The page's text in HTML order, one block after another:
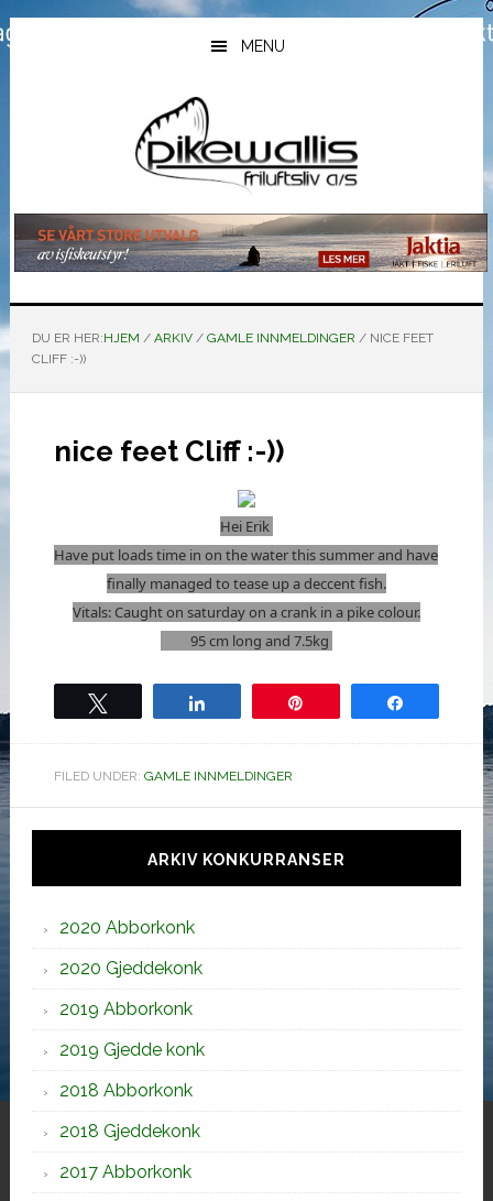
Hopp
til
Hopp
til
Hopp
til
MENU
DU ER HER:HJEM / ARKIV / GAMLE INNMELDINGER /NICE FEET
CLIFF :-))
nice feet Cliff :-))
Hei Erik
Have put loads time in on the water this summer and have
finally managed to tease up a deccent fish.
Vitals: Caught on saturday on a crank in a pike colour.
95 cm long and 7.5kg
FILED UNDER: GAMLE INNMELDINGER
Hoved
sidebar
ARKIV KONKURRANSER
2020 Abborkonk
2020 Gjeddekonk
2019 Abborkonk
2019 Gjedde konk
2018 Abborkonk
2018 Gjeddekonk
2017 Abborkonk